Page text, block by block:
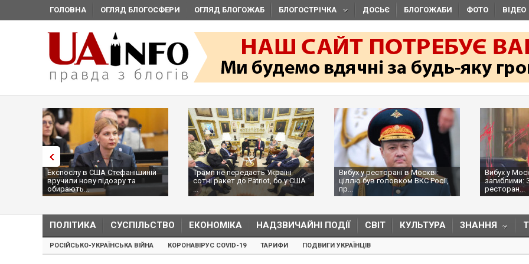
ГОЛОВНА ОГЛЯД БЛОГОСФЕРИ ОГЛЯД БЛОГОЖАБ БЛОГОСТРІЧКА ДОСЬЄ БЛОГОЖАБИ ФОТО ВІДЕО
Експослу в США Стефанішиній
вручили нову підозру та
обирають...
Трамп не передасть Україні
сотні ракет до Patriot, бо у США
...
Вибух у ресторані в Москві:
ціллю був головком ВКС Росії,
пр...
Вибух у
загиблими:
ресторан...
ПОЛІТИКА СУСПІЛЬСТВО ЕКОНОМІКА НАДЗВИЧАЙНІ ПОДІЇ СВІТ КУЛЬТУРА ЗНАННЯ
РОСІЙСЬКО-УКРАЇНСЬКА ВІЙНА КОРОНАВІРУС COVID-19 ТАРИФИ ПОДВИГИ УКРАЇНЦІВ